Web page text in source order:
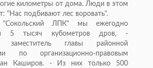
километры от дома. Люди в этом
"Нас подбивают лес воровать".
ЛПК" мы ежегодно
5 тысяч кубометров дров, -
заместитель главы районной
по организационно-правовым
Каширов. - Из них только 500